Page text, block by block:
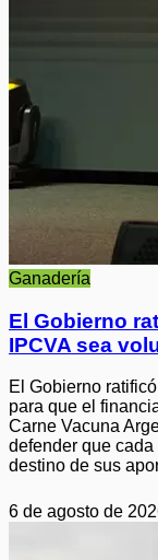
Ganadería
El Gobierno
IPCVA sea
El Gobierno
para que el
Carne Vacuna
defender que
destino de sus
6 de agosto de